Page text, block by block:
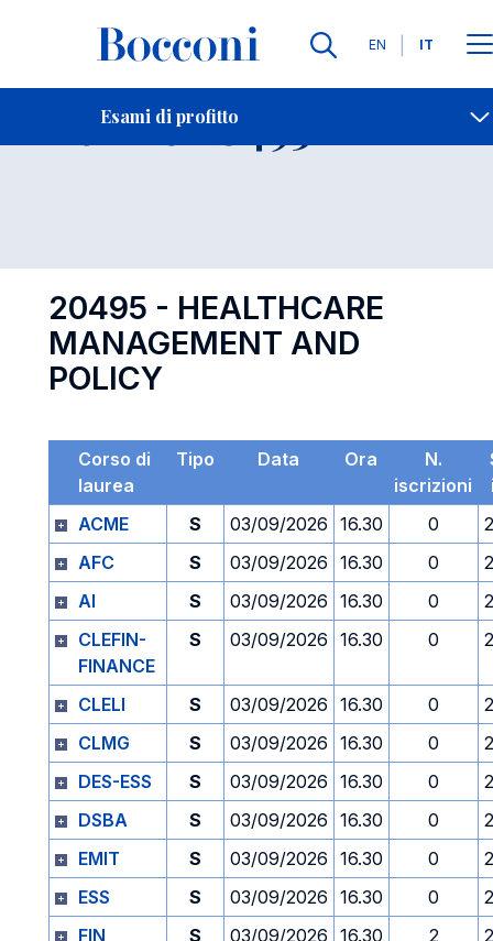
Lingue
EN IT
Esami di profitto
Contatti
Esame 20495 Open
20495 - HEALTHCARE
MANAGEMENT AND
POLICY
Corso di
laurea
Tipo Data Ora
N.
iscrizioni
ACME
S 03/09/2026 16.30 0
AFC
S 03/09/2026 16.30 0
AI
S 03/09/2026 16.30 0
CLEFIN-
FINANCE
S 03/09/2026 16.30 0
CLELI S 03/09/2026 16.30 0
CLMG
S 03/09/2026 16.30 0
DES-ESS
S 03/09/2026 16.30 0
DSBA
S 03/09/2026 16.30 0
EMIT
S 03/09/2026 16.30 0
ESS
S 03/09/2026 16.30 0
FIN
S 03/09/2026 16.30 2